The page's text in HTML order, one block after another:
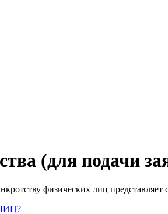
(для подачи
физических лиц